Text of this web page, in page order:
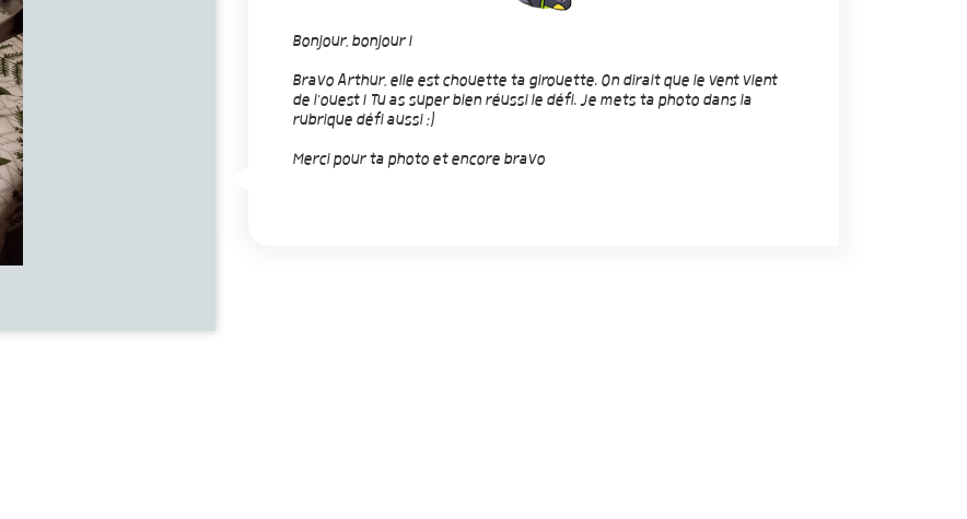
Bonjour, bonjour !
Bravo Arthur, elle est chouette ta girouette. On dirait que le vent vient
de l'ouest ! Tu as super bien réussi le défi. Je mets ta photo dans la
rubrique défi aussi ;)
Merci pour ta photo et encore bravo